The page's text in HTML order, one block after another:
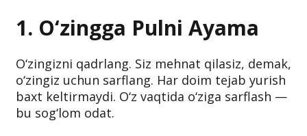
1. O‘zingga Pulni Ayama
O‘zingizni qadrlang. Siz mehnat qilasiz, demak,
o‘zingiz uchun sarflang. Har doim tejab yurish
baxt keltirmaydi. O‘z vaqtida o‘ziga sarflash —
bu sog‘lom odat.